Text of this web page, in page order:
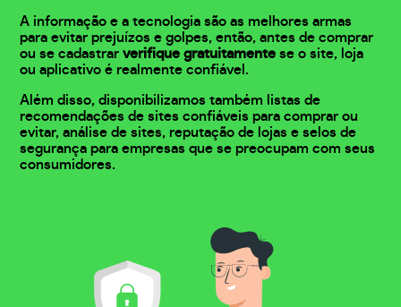
A informação e a tecnologia são as melhores armas
para evitar prejuízos e golpes, então, antes de comprar
ou se cadastrarverifique gratuitamente se o site, loja
ou aplicativo é realmente confiável.
Além disso, disponibilizamos também listas de
recomendações de sites confiáveis para comprar ou
evitar, análise de sites, reputação de lojas e selos de
segurança para empresas que se preocupam com seus
consumidores.